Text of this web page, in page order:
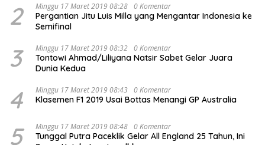
2 Minggu 17 Maret 2019 08:28 0 Komentar
Pergantian Jitu Luis Milla yang Mengantar Indonesia ke
Semifinal
3 Minggu 17 Maret 2019 08:32 0 Komentar
Tontowi Ahmad/Liliyana Natsir Sabet Gelar Juara
Dunia Kedua
4 Minggu 17 Maret 2019 08:43 0 Komentar
Klasemen F1 2019 Usai Bottas Menangi GP Australia
5 Minggu 17 Maret 2019 08:48 0 Komentar
Tunggal Putra Paceklik Gelar All England 25 Tahun, Ini